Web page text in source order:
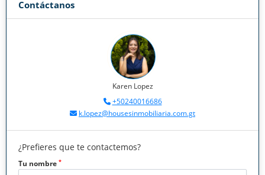
Contáctanos
Karen Lopez
+50240016686
k.lopez@housesinmobiliaria.com.gt
¿Prefieres que te contactemos?
Tu nombre *